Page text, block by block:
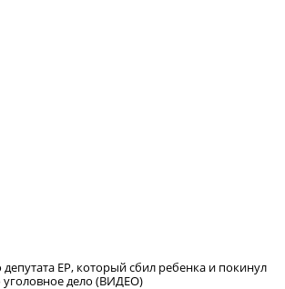
ЕР, который сбил ребенка и покинул
уголовное дело (ВИДЕО)